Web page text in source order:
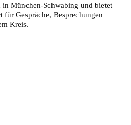
München-Schwabing und bietet
für Gespräche, Besprechungen
Kreis.